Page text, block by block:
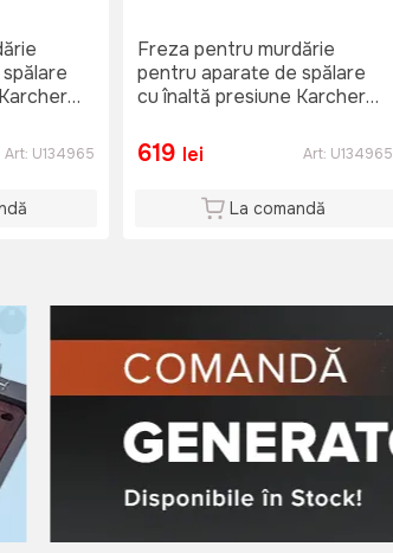
Art: U134965
Freza pentru murdărie
pentru aparate de spălare
cu înaltă presiune Karcher
619 lei Art: U134965
La comandă